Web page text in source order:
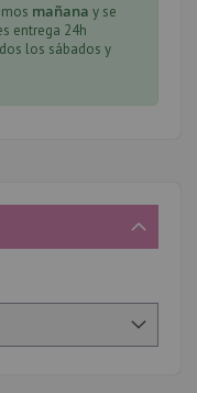
mañana y se
entrega 24h
los sábados y